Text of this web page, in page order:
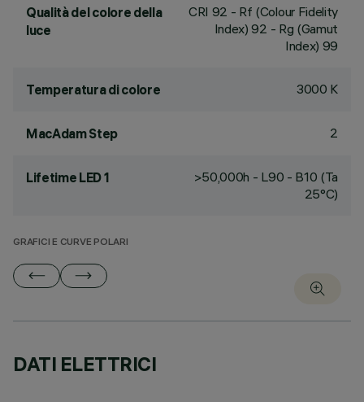
Qualità del colore della
luce
CRI 92 - Rf (Colour Fidelity
Index) 92 - Rg (Gamut
Index) 99
Temperatura di colore 3000 K
MacAdam Step 2
Lifetime LED 1
>50,000h - L90 - B10 (Ta
25°C)
GRAFICI E CURVE POLARI
DATI ELETTRICI